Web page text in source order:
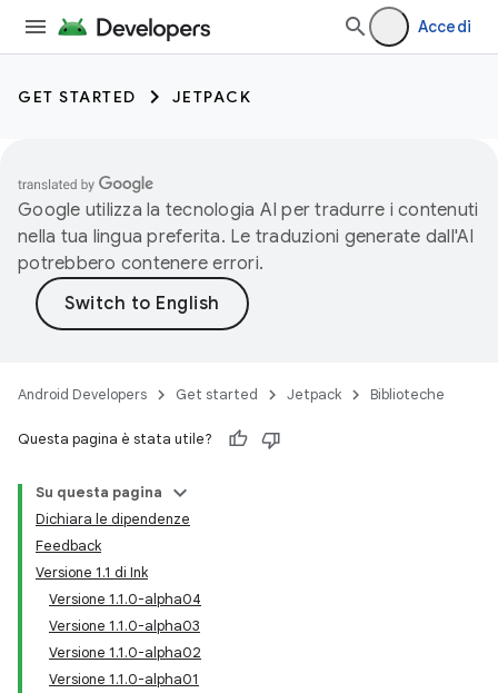
Accedi
GET STARTED JETPACK
Google utilizza la tecnologia AI per tradurre i contenuti
nella tua lingua preferita. Le traduzioni generate dall'AI
potrebbero contenere errori.
Android Developers Get started Jetpack Biblioteche
Questa pagina è stata utile?
Su questa pagina
Dichiara le dipendenze
Feedback
Versione 1.1 di Ink
Versione 1.1.0-alpha04
Versione 1.1.0-alpha03
Versione 1.1.0-alpha02
Versione 1.1.0-alpha01